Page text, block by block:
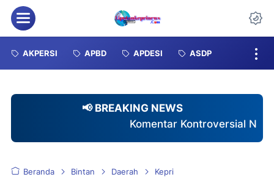
Menu
AKPERSI APBD APDESI ASDP
📢 BREAKING NEWS
Komentar Kontroversial Nakes Terhadap Pasien
Beranda Bintan Daerah Kepri